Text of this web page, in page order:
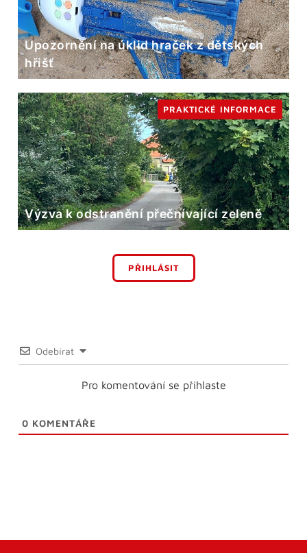
Upozornění na úklid hraček z dětských
hřišť
Výzva k odstranění přečnívající zeleně
PRAKTICKÉ INFORMACE
PŘIHLÁSIT
Odebírat
Pro komentování se přihlaste
0 KOMENTÁŘE